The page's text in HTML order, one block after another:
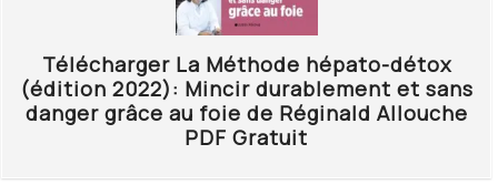
Télécharger La Méthode hépato-détox
(édition 2022): Mincir durablement et sans
danger grâce au foie de Réginald Allouche
PDF Gratuit